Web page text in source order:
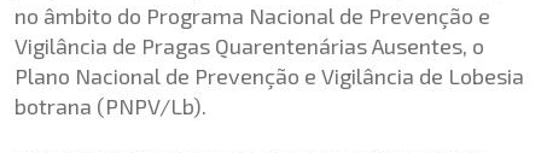
no âmbito do Programa Nacional de Prevenção e
Vigilância de Pragas Quarentenárias Ausentes, o
Plano Nacional de Prevenção e Vigilância de Lobesia
botrana (PNPV/Lb).